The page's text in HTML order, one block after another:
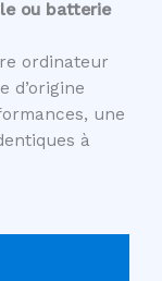
ou batterie
ordinateur
d’origine
une
à